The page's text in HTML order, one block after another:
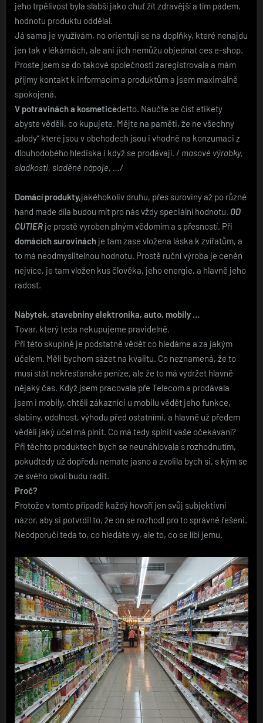
jeho trpělivost byla slabší jako chuť žít zdravější a tím pádem,
hodnotu produktu oddělal.
Já sama je využívám, no orientuji se na doplňky, které nenajdu
jen tak v lékárnách, ale ani jich nemůžu objednat ces e-shop.
Proste jsem se do takové společnosti zaregistrovala a mám
příjmy kontakt k informacím a produktům a jsem maximálně
spokojená.
V potravinách a kosmeticedetto. Naučte se číst etikety
abyste věděli, co kupujete. Mějte na paměti, že ne všechny
„plody“ které jsou v obchodech jsou i vhodně na konzumaci z
dlouhodobého hlediska i když se prodávají. / masové výrobky,
sladkosti, sladěné nápoje, …/
Domácí produkty,jakéhokoliv druhu, přes suroviny až po různé
hand made díla budou mít pro nás vždy speciální hodnotu. OD
CUTIER je prostě vyroben plným vědomím a s přesností. Při
domácích surovinách je tam zase vložena láska k zvířatům, a
to má neodmyslitelnou hodnotu. Prostě ruční výroba je ceněn
nejvíce, je tam vložen kus člověka, jeho energie, a hlavně jeho
radost.
Nábytek, stavebniny elektronika, auto, mobily …
Tovar, který teda nekupujeme pravidelně.
Při této skupině je podstatně vědět co hledáme a za jakým
účelem. Měli bychom sázet na kvalitu. Co neznamená, že to
musí stát nekřesťanské peníze, ale že to má vydržet hlavně
nějaký čas. Když jsem pracovala pře Telecom a prodávala
jsem i mobily, chtěli zákazníci u mobilu vědět jeho funkce,
slabiny, odolnost, výhodu před ostatními, a hlavně už předem
věděli jaký účel má plnit. Co má tedy splnit vaše očekávaní?
Při těchto produktech bych se neunáhlovala s rozhodnutím,
pokudtedy už dopředu nemate jasno a zvolila bych si, s kým se
ze svého okolí budu radit.
Proč?
Protože v tomto případě každý hovoří jen svůj subjektivní
názor, aby si potvrdil to, že on se rozhodl pro to správné řešeni.
Neodporučí teda to, co hledáte vy, ale to, co se líbí jemu.